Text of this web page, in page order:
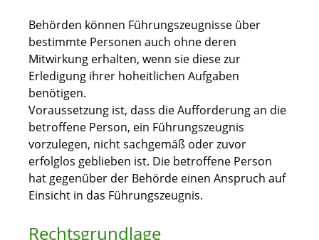
Behörden können Führungszeugnisse über
bestimmte Personen auch ohne deren
Mitwirkung erhalten, wenn sie diese zur
Erledigung ihrer hoheitlichen Aufgaben
benötigen.
Voraussetzung ist, dass die Aufforderung an die
betroffene Person, ein Führungszeugnis
vorzulegen, nicht sachgemäß oder zuvor
erfolglos geblieben ist. Die betroffene Person
hat gegenüber der Behörde einen Anspruch auf
Einsicht in das Führungszeugnis.
Rechtsgrundlage